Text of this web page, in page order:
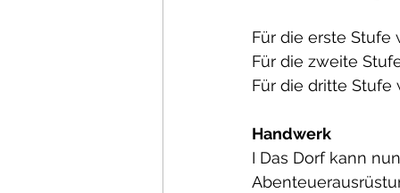
Für die erste Stufe
Für die zweite
Für die dritte Stufe
Handwerk
I Das Dorf kann